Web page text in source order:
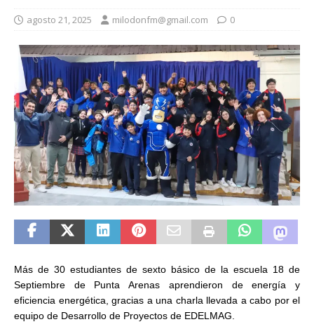
agosto 21, 2025 milodonfm@gmail.com 0
Más de 30 estudiantes de sexto básico de la escuela 18 de
Septiembre de Punta Arenas aprendieron de energía y
eficiencia energética, gracias a una charla llevada a cabo por el
equipo de Desarrollo de Proyectos de EDELMAG.